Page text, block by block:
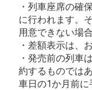
・列車座席の確
に行われます。
用意できない場
・差額表示は、
・発売前の列車
約するものでは
車日の1か月前に